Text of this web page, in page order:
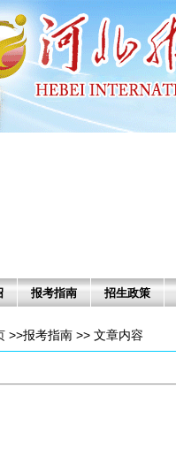
报考指南 招生政策
>>报考指南 >> 文章内容